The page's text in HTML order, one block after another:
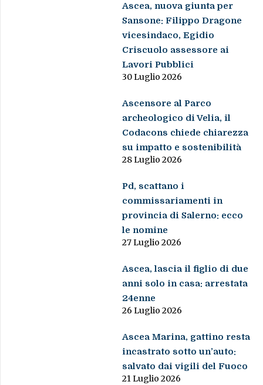
Ascea, nuova giunta per
Sansone: Filippo Dragone
vicesindaco, Egidio
Criscuolo assessore ai
Lavori Pubblici
30 Luglio 2026
Ascensore al Parco
archeologico di Velia, il
Codacons chiede chiarezza
su impatto e sostenibilità
28 Luglio 2026
Pd, scattano i
commissariamenti in
provincia di Salerno: ecco
le nomine
27 Luglio 2026
Ascea, lascia il figlio di due
anni solo in casa: arrestata
24enne
26 Luglio 2026
Ascea Marina, gattino resta
incastrato sotto un’auto:
salvato dai vigili del Fuoco
21 Luglio 2026